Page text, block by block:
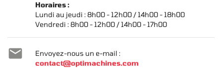
Horaires :
Lundi au jeudi : 8h00 - 12h00 / 14h00 - 18h00
Vendredi : 8h00 - 12h00 / 14h00 - 17h00

Envoyez-nous un e-mail :
contact@optimachines.com